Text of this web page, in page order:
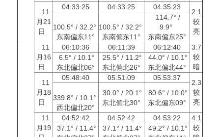
11
月21
日
04:33:25 04:33:25 04:35:23
2.1
较
亮
100.5° / 32.2°
东南偏东11°
100.5° / 32.2°
东南偏东11°
114.7° /
9.9°
东南偏东25°
11
月16
日
06:10:36 06:11:39 06:12:40
3.7
较
暗
6.5° / 10.1°
东北偏北06°
25.5° / 11.2°
东北偏北26°
44.0° / 10.1°
东北偏北44°
11
月18
日
05:48:40 05:51:09 05:53:37
2.3
较
亮
339.8° / 10.1°
西北偏北20°
30.0° / 20.1°
东北偏北30°
80.6° / 10.0°
东北偏东09°
11
月19
04:52:42 04:52:42 04:53:22
4.1
较
37.1° / 11.4°
37.1° / 11.4°
49.2° / 10.1°